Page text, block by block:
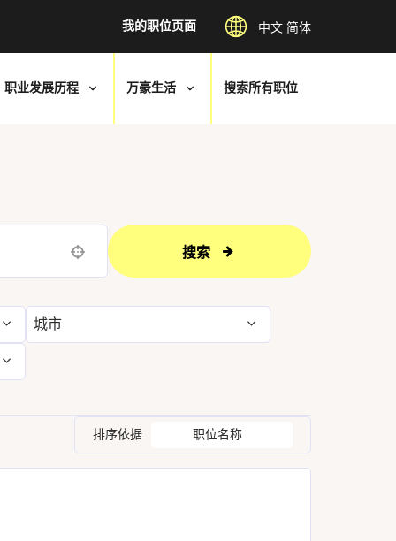
我的职位页面 中文 简体
职业发展历程 万豪生活 搜索所有职位
搜索
城市
排序依据 职位名称